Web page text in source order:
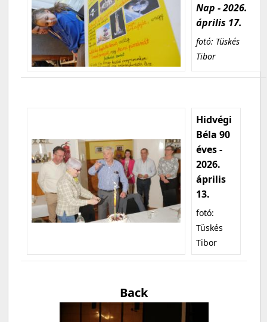
Nap - 2026.
április 17.
fotó: Tüskés
Tibor
Hidvégi
Béla 90
éves -
2026.
április
13.
fotó:
Tüskés
Tibor
Back